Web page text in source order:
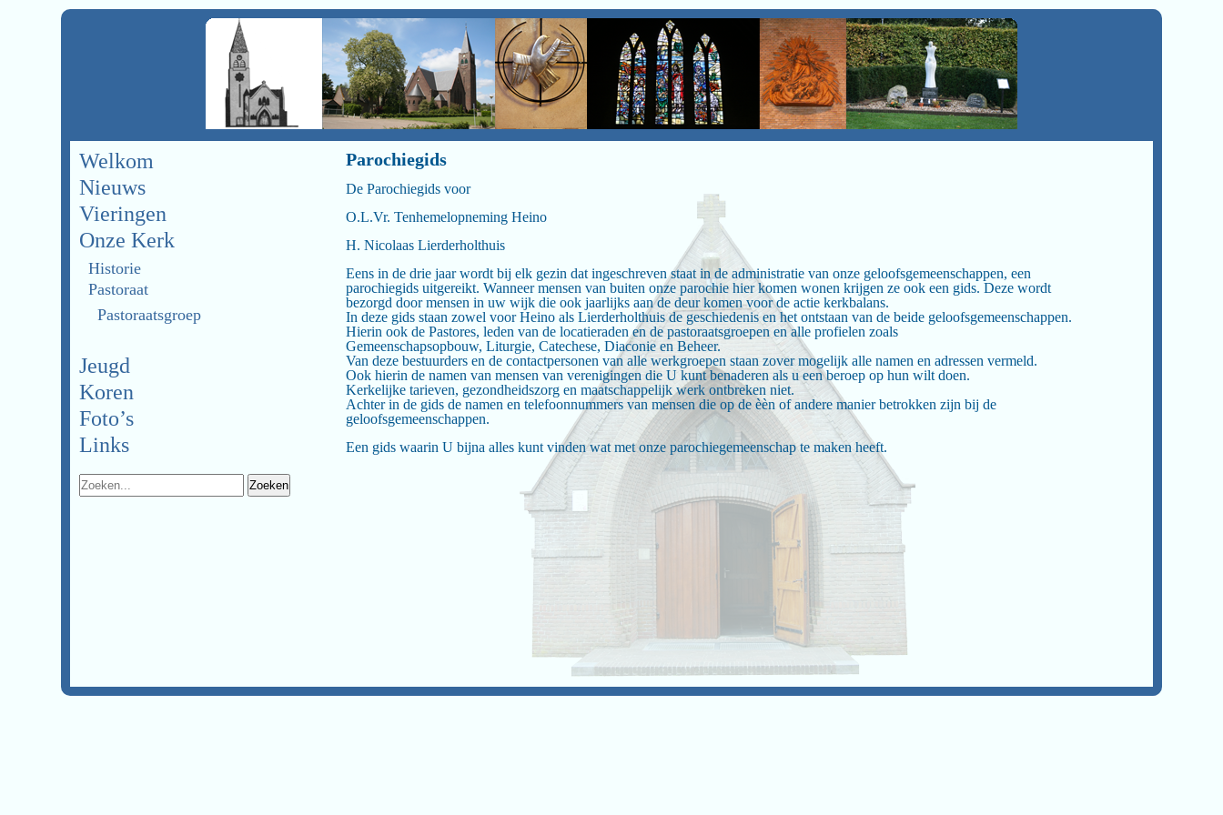
Welkom
Nieuws
Vieringen
Onze Kerk
Historie
Pastoraat
Pastoraatsgroep
Jeugd
Koren
Foto’s
Links
Parochiegids
De Parochiegids voor
O.L.Vr. Tenhemelopneming Heino
H. Nicolaas Lierderholthuis
Eens in de drie jaar wordt bij elk gezin dat ingeschreven staat in de administratie van onze geloofsgemeenschappen, een
parochiegids uitgereikt. Wanneer mensen van buiten onze parochie hier komen wonen krijgen ze ook een gids. Deze wordt
bezorgd door mensen in uw wijk die ook jaarlijks aan de deur komen voor de actie kerkbalans.
In deze gids staan zowel voor Heino als Lierderholthuis de geschiedenis en het ontstaan van de beide geloofsgemeenschappen.
Hierin ook de Pastores, leden van de locatieraden en de pastoraatsgroepen en alle profielen zoals
Gemeenschapsopbouw, Liturgie, Catechese, Diaconie en Beheer.
Van deze bestuurders en de contactpersonen van alle werkgroepen staan zover mogelijk alle namen en adressen vermeld.
Ook hierin de namen van mensen van verenigingen die U kunt benaderen als u een beroep op hun wilt doen.
Kerkelijke tarieven, gezondheidszorg en maatschappelijk werk ontbreken niet.
Achter in de gids de namen en telefoonnummers van mensen die op de èèn of andere manier betrokken zijn bij de
geloofsgemeenschappen.
Een gids waarin U bijna alles kunt vinden wat met onze parochiegemeenschap te maken heeft.